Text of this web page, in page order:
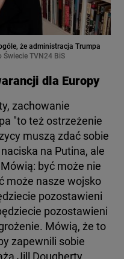
że administracja Trumpa
Świecie TVN24 BiS
dla Europy
zachowanie
"to też ostrzeżenie
muszą zdać sobie
na Putina, ale
być może nie
może nasze wojsko
pozostawieni
pozostawieni
Mówią, że to
zapewnili sobie
Jill Dougherty.